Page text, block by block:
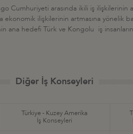
Cumhuriyeti arasında ikili iş ilişkilerinin
ilişkilerinin artmasına yönelik
hedefi Türk ve Kongolu iş
Diğer İş Konseyleri
Türkiye - Kuzey Amerika
İş Konseyleri